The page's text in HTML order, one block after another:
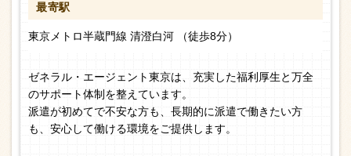
最寄駅
東京メトロ半蔵門線 清澄白河 （徒歩8分）
ゼネラル・エージェント東京は、充実した福利厚生と万全
のサポート体制を整えています。
派遣が初めてで不安な方も、長期的に派遣で働きたい方
も、安心して働ける環境をご提供します。